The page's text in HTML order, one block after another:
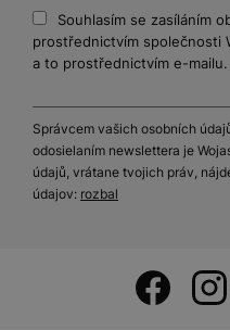
Souhlasím se zasíláním
prostřednictvím společnosti
a to prostřednictvím e-mailu.
Správcem vašich osobních
odosielaním newslettera je
údajů, vrátane tvojich práv,
údajov: rozbal